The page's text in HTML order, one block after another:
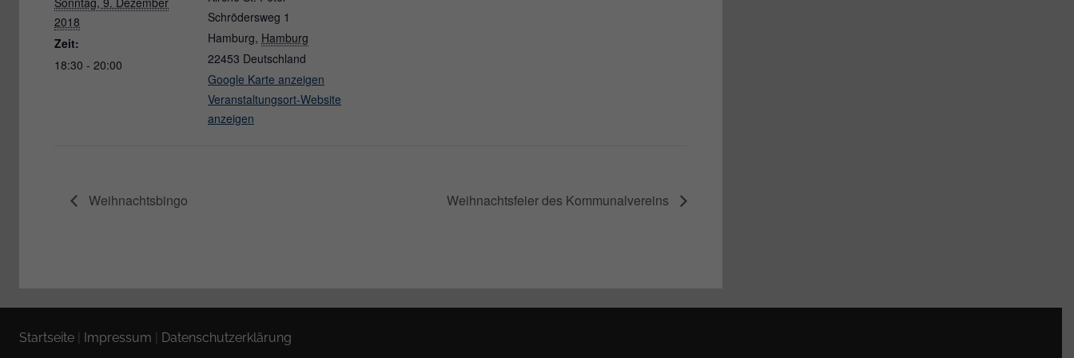
2018
Zeit:
18:30 - 20:00
Schrödersweg 1
Hamburg, Hamburg
22453 Deutschland
Google Karte anzeigen
Veranstaltungsort-Website
anzeigen
Weihnachtsbingo Weihnachtsfeier des Kommunalvereins
Startseite | Impressum | Datenschutzerklärung